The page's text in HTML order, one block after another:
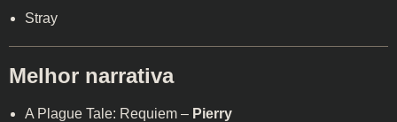
Stray
Melhor narrativa
A Plague Tale: Requiem – Pierry